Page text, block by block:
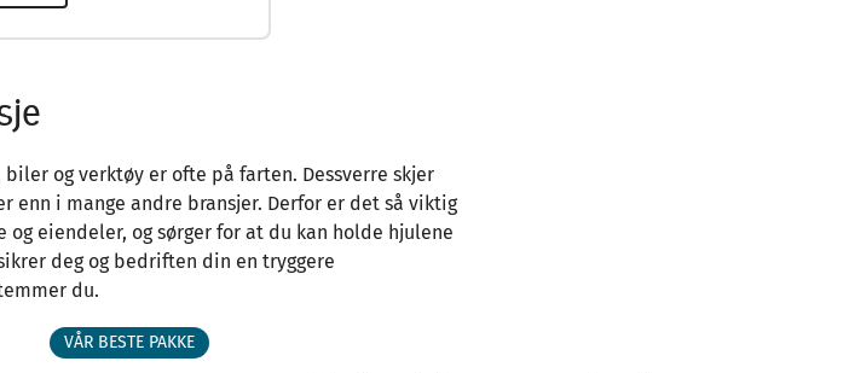
og verktøy er ofte på farten. Dessverre skjer
i mange andre bransjer. Derfor er det så viktig
eiendeler, og sørger for at du kan holde hjulene
deg og bedriften din en tryggere
du.
VÅR BESTE PAKKE